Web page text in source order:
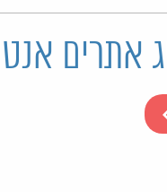
אתרים